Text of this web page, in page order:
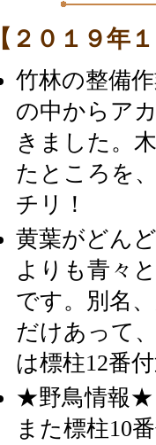
【２０１９年
竹林の整備
の中からア
きました。
たところを
チリ！
黄葉がどん
よりも青々
です。別名
だけあって
は標柱12番
★野鳥情報★
また標柱10